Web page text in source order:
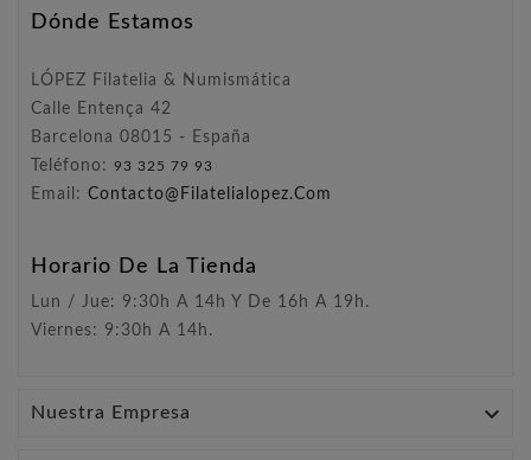
Dónde Estamos
LÓPEZ Filatelia & Numismática
Calle Entença 42
Barcelona 08015 - España
Teléfono: 93 325 79 93
Email: Contacto@filatelialopez.com
Horario De La Tienda
Lun / Jue: 9:30h A 14h Y De 16h A 19h.
Viernes: 9:30h A 14h.
Nuestra Empresa 